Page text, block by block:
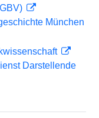
München
Darstellende